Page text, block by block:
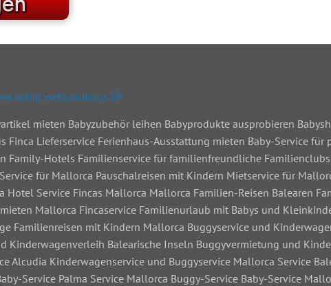
websolutions BV
mieten Babyzubehör leihen Babyprodukte ausprobieren
Finca Lieferservice Ferienhaus-Ausstattung mieten Baby-Service für
Family-Hotels Familienservice für familienfreundliche
für Mallorca Pauschalreisen mit Kindern Mietservice für
Service Fincas Mallorca Mallorca Familien-Reisen Balearen
Mallorca Fincaservice Familienurlaub mit Babys und
Familienreisen mit Kindern Mallorca Buggyservice und
Kinderwagenverleih Balearische Inseln Buggyvermietung und
Alcudia Kinderwagenservice und Buggyservice Mallorca Service
Service Palma Service Mallorca Buggy-Service Baby-Service